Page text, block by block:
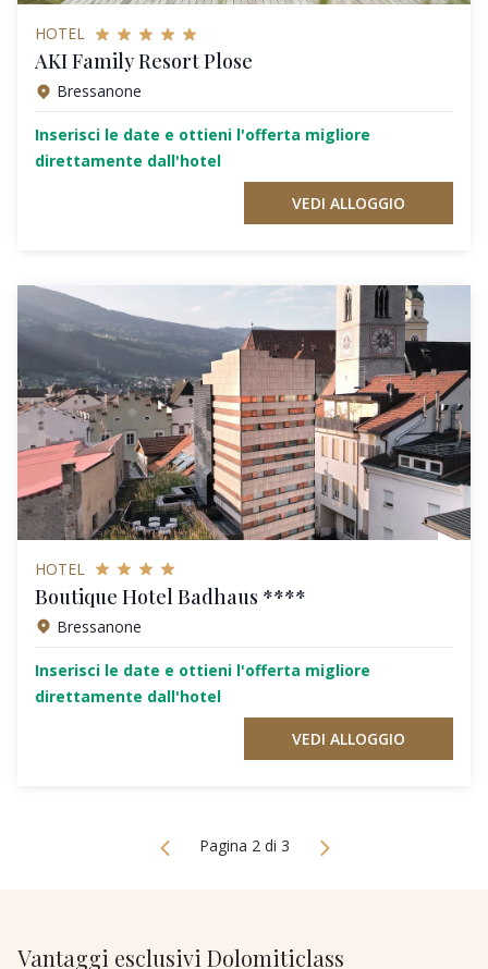
HOTEL
AKI Family Resort Plose
Bressanone
Inserisci le date e ottieni l'offerta migliore
direttamente dall'hotel
VEDI ALLOGGIO
HOTEL
Boutique Hotel Badhaus ****
Bressanone
Inserisci le date e ottieni l'offerta migliore
direttamente dall'hotel
VEDI ALLOGGIO
Pagina 2 di 3
Vantaggi esclusivi Dolomiticlass